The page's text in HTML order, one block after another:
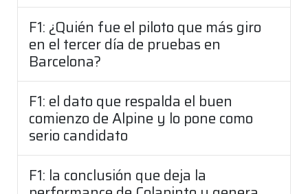
F1: ¿Quién fue el piloto que más giro
en el tercer día de pruebas en
Barcelona?
F1: el dato que respalda el buen
comienzo de Alpine y lo pone como
serio candidato
F1: la conclusión que deja la